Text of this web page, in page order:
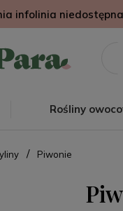
infolinia niedostępna
Rośliny
/ Piwonie